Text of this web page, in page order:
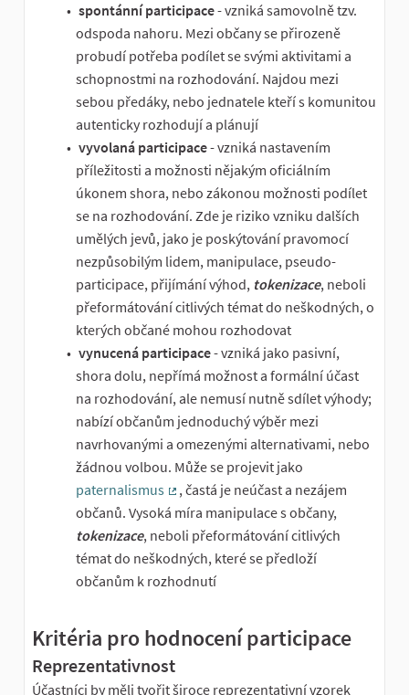
spontánní participace- vzniká samovolně tzv.
odspoda nahoru. Mezi občany se přirozeně
probudí potřeba podílet se svými aktivitami a
schopnostmi na rozhodování. Najdou mezi
sebou předáky, nebo jednatele kteří s komunitou
autenticky rozhodují a plánují
vyvolaná participace- vzniká nastavením
příležitosti a možnosti nějakým oficiálním
úkonem shora, nebo zákonou možnosti podílet
se na rozhodování. Zde je riziko vzniku dalších
umělých jevů, jako je poskýtování pravomocí
nezpůsobilým lidem, manipulace, pseudo-
participace, přijímání výhod, tokenizace, neboli
přeformátování citlivých témat do neškodných, o
kterých občané mohou rozhodovat
vynucená participace- vzniká jako pasivní,
shora dolu, nepřímá možnost a formální účast
na rozhodování, ale nemusí nutně sdílet výhody;
nabízí občanům jednoduchý výběr mezi
navrhovanými a omezenými alternativami, nebo
žádnou volbou. Může se projevit jako
paternalismus
(Externí odkaz)
, častá je neúčast a nezájem
občanů. Vysoká míra manipulace s občany,
tokenizace, neboli přeformátování citlivých
témat do neškodných, které se předloží
občanům k rozhodnutí
Kritéria pro hodnocení participace
Reprezentativnost
Účastníci by měli tvořit široce reprezentativní vzorek